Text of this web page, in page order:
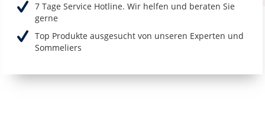
7 Tage Service Hotline. Wir helfen und beraten Sie
gerne
Top Produkte ausgesucht von unseren Experten und
Sommeliers